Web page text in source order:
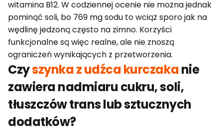
witamina B12. W codziennej ocenie nie można jednak
pominąć soli, bo 769 mg sodu to wciąż sporo jak na
wędlinę jedzoną często na zimno. Korzyści
funkcjonalne są więc realne, ale nie znoszą
ograniczeń wynikających z przetworzenia.
Czyszynka z udźca kurczakanie
zawiera nadmiaru cukru, soli,
tłuszczów trans lub sztucznych
dodatków?